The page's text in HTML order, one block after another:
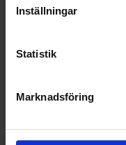
Inställningar
Statistik
Marknadsföring
OHLSSONSKOLLEGOR
VELLINGE